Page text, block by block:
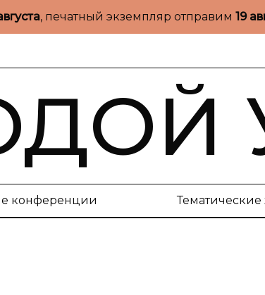
, печатный экземпляр отправим 19
конференции